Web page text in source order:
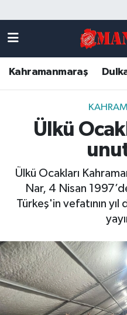
Kahramanmaraş
Ülkü
Ülkü Ocakları
Nar, 4 Nisan
Türkeş'in vefatının
DULKADİROĞLU
KAHRAMANMARAŞ
ONİKİŞUBAT
Künye
Kahramanmaraş
Kahramanmaraş
Kahramanmaraş
Süper Lig Puan
Son Dakika